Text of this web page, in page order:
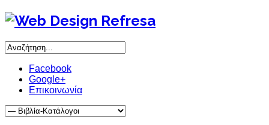
Facebook
Google+
Επικοινωνία